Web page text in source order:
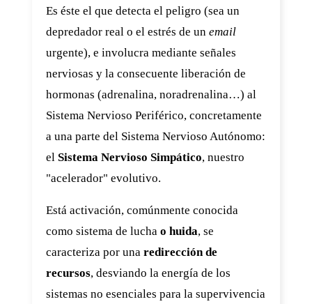
Es éste el que detecta el peligro (sea un
depredador real o el estrés de un email
urgente), e involucra mediante señales
nerviosas y la consecuente liberación de
hormonas (adrenalina, noradrenalina…) al
Sistema Nervioso Periférico, concretamente
a una parte del Sistema Nervioso Autónomo:
el Sistema Nervioso Simpático, nuestro
"acelerador" evolutivo.
Está activación, comúnmente conocida
como sistema de lucha o huida, se
caracteriza por una redirección de
recursos, desviando la energía de los
sistemas no esenciales para la supervivencia